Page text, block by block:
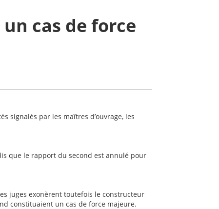
cas de force
signalés par les maîtres d’ouvrage, les
que le rapport du second est annulé pour
juges exonèrent toutefois le constructeur
constituaient un cas de force majeure.